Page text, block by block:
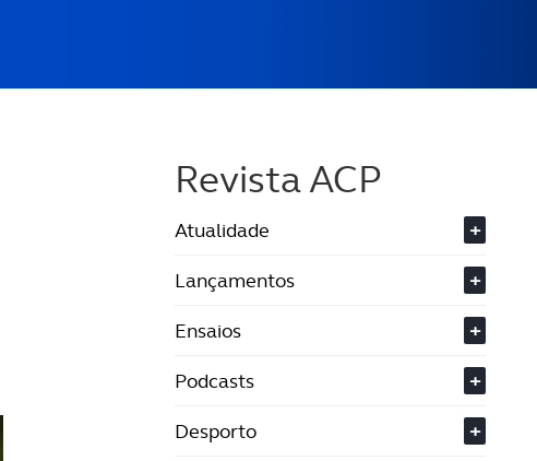
Revista ACP
Atualidade
+
Lançamentos
+
Ensaios
+
Podcasts
+
Desporto
+